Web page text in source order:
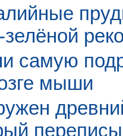
самую
мыши